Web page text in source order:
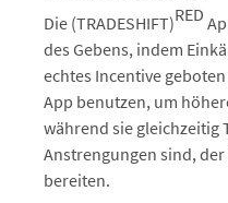
Die (TRADESHIFT)RED
des Gebens, indem
echtes Incentive
App benutzen, um
während sie gleichzeitig
Anstrengungen sind, der
bereiten.